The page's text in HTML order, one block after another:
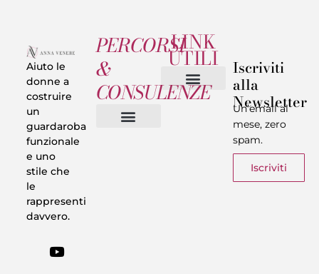
Aiuto le
donne a
costruire
un
guardaroba
funzionale
e uno
stile che
le
rappresenti
davvero.
PERCORSI
&
CONSULENZE
LINK
UTILI Iscriviti
alla
Newsletter
Un’email al
mese, zero
spam.
Iscriviti